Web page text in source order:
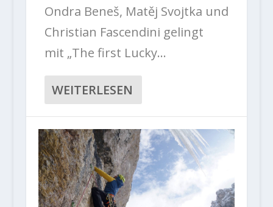
Ondra Beneš, Matěj Svojtka und
Christian Fascendini gelingt
mit „The first Lucky...
WEITERLESEN